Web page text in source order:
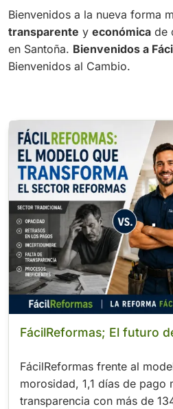
Bienvenidos a la nueva forma
transparente y económica de
en Santoña. Bienvenidos a
Bienvenidos al Cambio.
.
FácilReformas; El futuro
FácilReformas frente al
morosidad, 1,1 días de pago
transparencia con más de